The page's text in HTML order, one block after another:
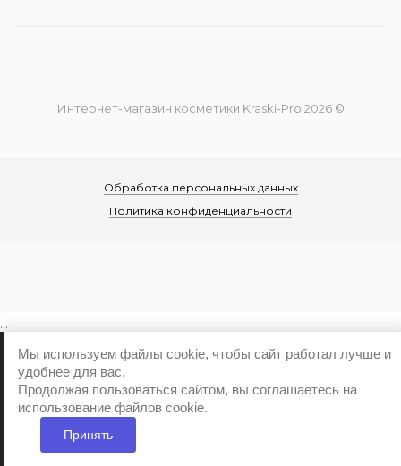
Интернет-магазин косметики Kraski-Pro 2026 ©
Обработка персональных данных
Политика конфиденциальности
...
Мы используем файлы cookie, чтобы сайт работал лучше и
удобнее для вас.
Продолжая пользоваться сайтом, вы соглашаетесь на
использование файлов cookie.
Принять